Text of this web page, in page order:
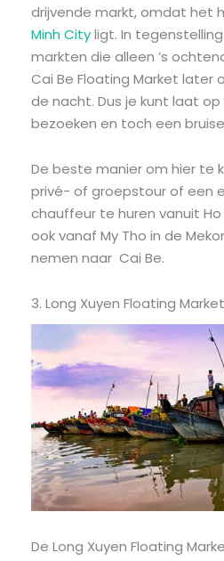
drijvende markt, omdat het
Minh Cityligt. In
markten die alleen ’s
Cai Be Floating Market
de nacht. Dus je kunt laat
bezoeken en toch een
De beste manier om hier te
privé- of groepstour of een
chauffeur te huren vanuit Ho
ook vanaf My Tho in de
nemen naar Cai Be.
3. Long Xuyen Floating Market
De Long Xuyen Floating